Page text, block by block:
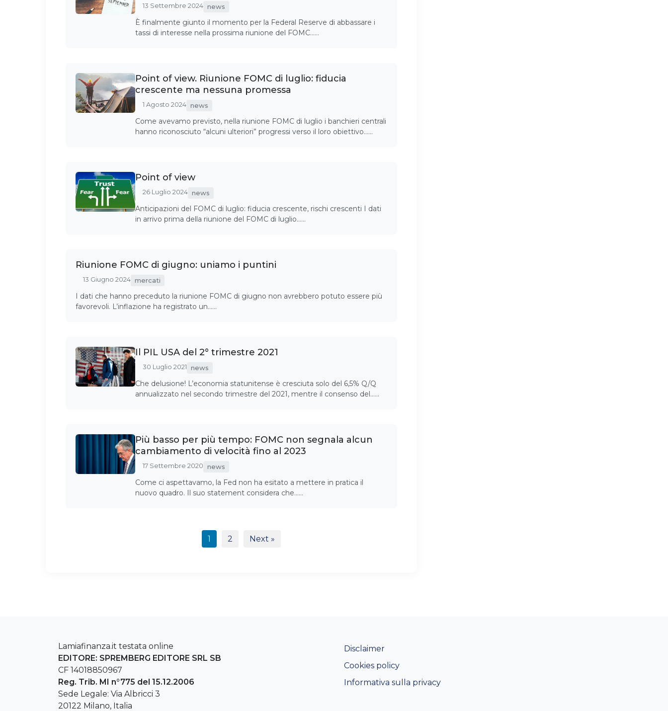
13 Settembre 2024 news
È finalmente giunto il momento per la Federal Reserve di abbassare i
tassi di interesse nella prossima riunione del FOMC……
Point of view. Riunione FOMC di luglio: fiducia
crescente ma nessuna promessa
1 Agosto 2024 news
Come avevamo previsto, nella riunione FOMC di luglio i banchieri centrali
hanno riconosciuto “alcuni ulteriori” progressi verso il loro obiettivo……
Point of view
26 Luglio 2024 news
Anticipazioni del FOMC di luglio: fiducia crescente, rischi crescenti I dati
in arrivo prima della riunione del FOMC di luglio……
Riunione FOMC di giugno: uniamo i puntini
13 Giugno 2024 mercati
I dati che hanno preceduto la riunione FOMC di giugno non avrebbero potuto essere più
favorevoli. L’inflazione ha registrato un……
Il PIL USA del 2° trimestre 2021
30 Luglio 2021 news
Che delusione! L’economia statunitense è cresciuta solo del 6,5% Q/Q
annualizzato nel secondo trimestre del 2021, mentre il consenso del……
Più basso per più tempo: FOMC non segnala alcun
cambiamento di velocità fino al 2023
17 Settembre 2020 news
Come ci aspettavamo, la Fed non ha esitato a mettere in pratica il
nuovo quadro. Il suo statement considera che……
1 2 Next »
Lamiafinanza.it testata online
EDITORE: SPREMBERG EDITORE SRL SB
CF 14018850967
Reg. Trib. MI n°775 del 15.12.2006
Sede Legale: Via Albricci 3
20122 Milano, Italia
Disclaimer
Cookies policy
Informativa sulla privacy